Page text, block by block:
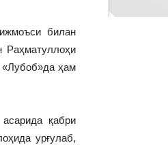
билан
ҳам
қабри
урғулаб,